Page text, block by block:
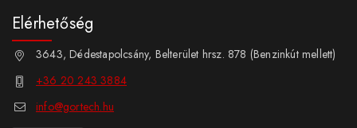
Elérhetőség
3643, Dédestapolcsány, Belterület hrsz. 878 (Benzinkút mellett)
+36 20 243 3884
info@gortech.hu